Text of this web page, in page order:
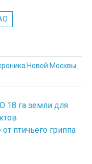
Новой Москвы
18 га земли для
птичьего гриппа